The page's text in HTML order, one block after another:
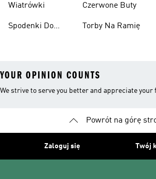
Wiatrówki
Spodenki Do
Czerwone Buty
Torby Na Ramię
YOUR OPINION COUNTS
We strive to serve you better and appreciate your
Powrót na górę
Zaloguj się Twój